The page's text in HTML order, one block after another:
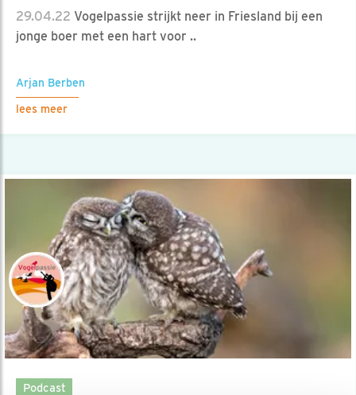
29.04.22 Vogelpassie strijkt neer in Friesland bij een
jonge boer met een hart voor ..
Arjan Berben
lees meer
Podcast